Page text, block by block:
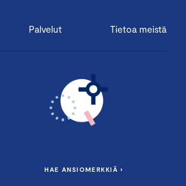
Palvelut Tietoa meistä
HAE ANSIOMERKKIÄ ›